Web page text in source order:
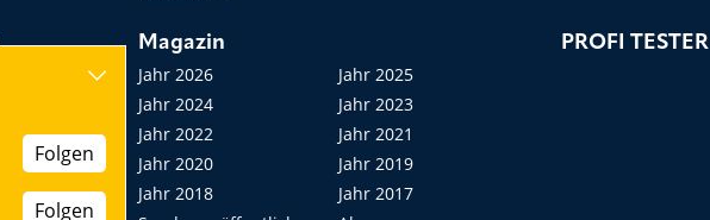
Seminare,
Magazin
Jahr 2026
Jahr 2025
Jahr 2024
Jahr 2023
Jahr 2022
Jahr 2021
Jahr 2020
Jahr 2019
Jahr 2018
Jahr 2017
PROFI TESTER
Folgen
Folgen